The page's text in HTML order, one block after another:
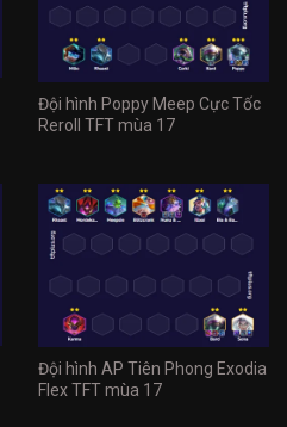
Đội hình Poppy Meep Cực Tốc
Reroll TFT mùa 17
Đội hình AP Tiên Phong Exodia
Flex TFT mùa 17